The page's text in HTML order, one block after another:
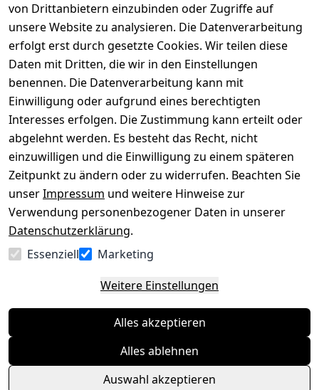
von Drittanbietern einzubinden oder Zugriffe auf
unsere Website zu analysieren. Die Datenverarbeitung
erfolgt erst durch gesetzte Cookies. Wir teilen diese
Daten mit Dritten, die wir in den Einstellungen
benennen. Die Datenverarbeitung kann mit
Einwilligung oder aufgrund eines berechtigten
Interesses erfolgen. Die Zustimmung kann erteilt oder
abgelehnt werden. Es besteht das Recht, nicht
einzuwilligen und die Einwilligung zu einem späteren
Zeitpunkt zu ändern oder zu widerrufen. Beachten Sie
unserImpressum und weitere Hinweise zur
Verwendung personenbezogener Daten in unserer
Datenschutzerklärung.
Essenziell
Marketing
Weitere Einstellungen
Alles akzeptieren
Alles ablehnen
Auswahl akzeptieren
Rechtliches
AGB
Impressum
Datenschutze
rklärung
Barrierefreihe
itserklärung
Widerrufsrec
ht
Über uns
Kontakt
Registrieren
Kataloge zum
Download
Pflege &
Kundendienst
Kiefermöbel
Hilfe
Wir
versenden
mit
Zahle
bequem per
Vertrag
widerrufen
© Massivholzmöbel Experte 2026